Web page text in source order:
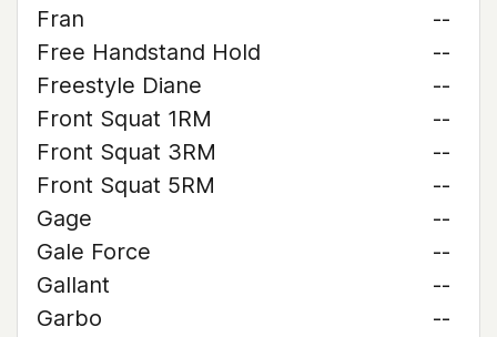
Fran
--
Free Handstand Hold
--
Freestyle Diane
--
Front Squat 1RM
--
Front Squat 3RM
--
Front Squat 5RM
--
Gage
--
Gale Force
--
Gallant
--
Garbo
--